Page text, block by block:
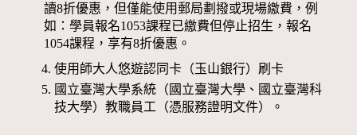
讀8折優惠，但僅能使用郵局劃撥或現場繳費，例
如：學員報名1053課程已繳費但停止招生，報名
1054課程，享有8折優惠。
使用師大人悠遊認同卡（玉山銀行）刷卡
國立臺灣大學系統（國立臺灣大學、國立臺灣科
技大學）教職員工（憑服務證明文件）。